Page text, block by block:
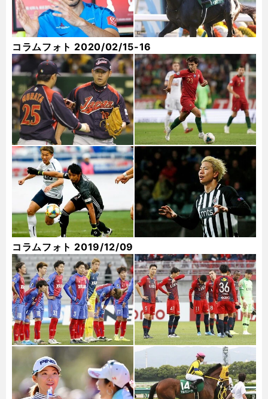
コラムフォト 2020/02/15-16
コラムフォト 2019/12/09